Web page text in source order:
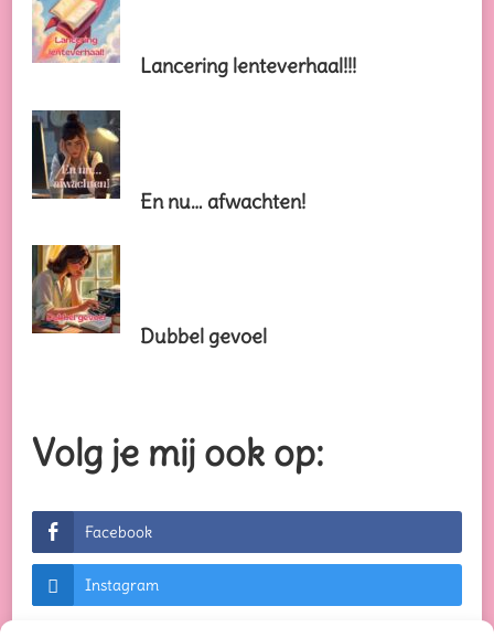
Lancering lenteverhaal!!!
En nu… afwachten!
Dubbel gevoel
Volg je mij ook op:
Facebook
Instagram